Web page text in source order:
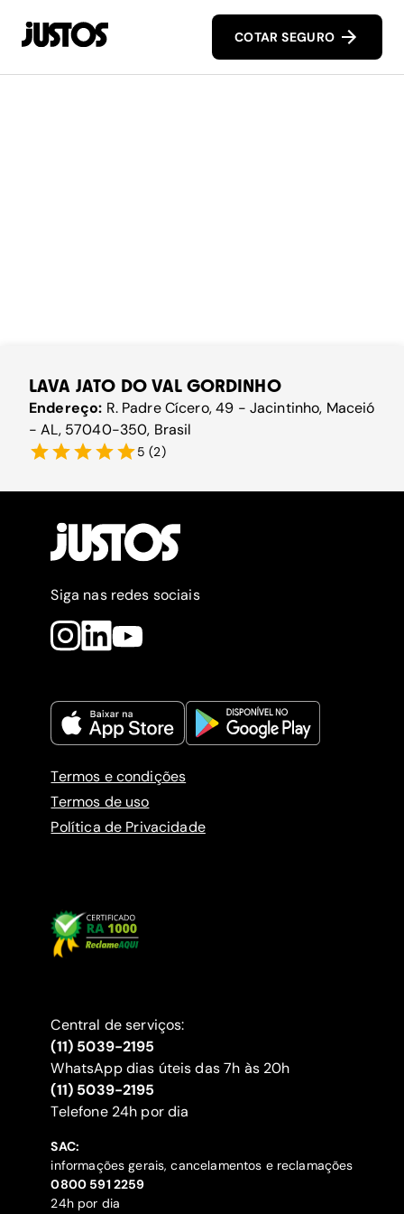
COTAR SEGURO
LAVA JATO DO VAL GORDINHO
Endereço: R. Padre Cícero, 49 - Jacintinho, Maceió
- AL, 57040-350, Brasil
5 (2)
Siga nas redes sociais
Termos e condições
Termos de uso
Política de Privacidade
Central de serviços:
(11) 5039-2195
WhatsApp dias úteis das 7h às 20h
(11) 5039-2195
‍Telefone 24h por dia
SAC:
informações gerais, cancelamentos e reclamações
‍0800 591 2259
24h por dia